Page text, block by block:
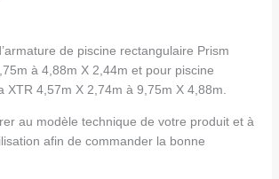
de piscine rectangulaire Prism
à 4,88m X 2,44m et pour piscine
XTR 4,57m X 2,74m à 9,75m X 4,88m.
au modèle technique de votre produit et à
afin de commander la bonne